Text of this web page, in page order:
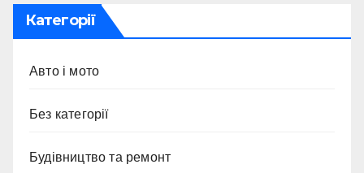
Категорії
Авто і мото
Без категорії
Будівництво та ремонт